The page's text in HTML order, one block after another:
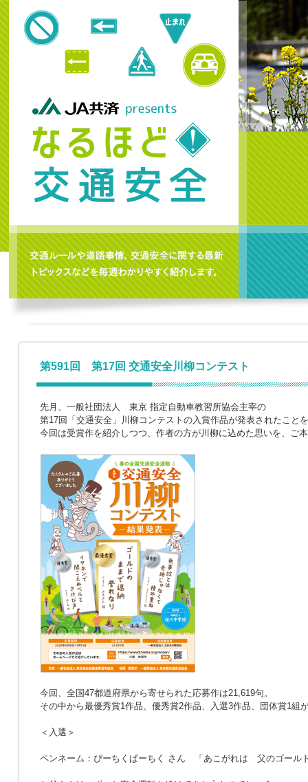
第591回 第17回 交通安全川柳コンテスト
先月、一般社団法人 東京 指定自動車教習所協会主宰の
第17回「交通安全」川柳コンテストの入賞作品が発表されたこと
今回は受賞作を紹介しつつ、作者の方が川柳に込めた思いを、ご
今回、全国47都道府県から寄せられた応募作は21,619句。
その中から最優秀賞1作品、優秀賞2作品、入選3作品、団体賞1組
＜入選＞
ペンネーム：ぴーちくぱーちく さん 「あこがれは 父のゴール